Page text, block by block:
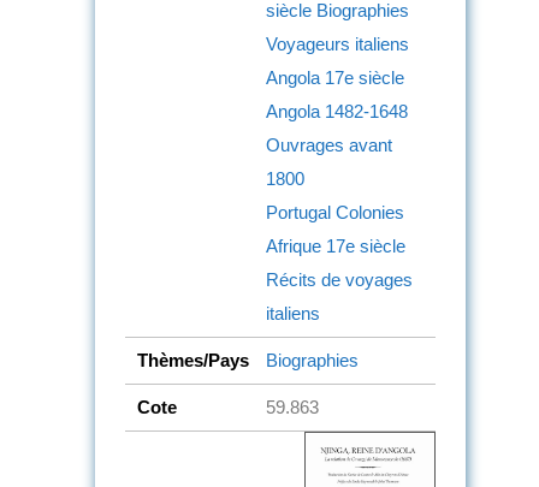
siècle Biographies
Voyageurs italiens
Angola 17e siècle
Angola 1482-1648
Ouvrages avant
1800
Portugal Colonies
Afrique 17e siècle
Récits de voyages
italiens
Thèmes/Pays Biographies
Cote 59.863